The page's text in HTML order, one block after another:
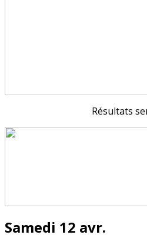
Résultats
Samedi 12 avr.